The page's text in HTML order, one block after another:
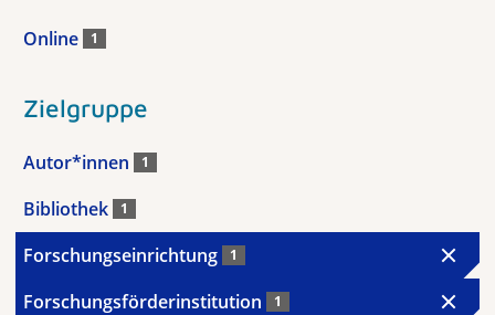
Online 1
Zielgruppe
Autor*innen 1
Bibliothek 1
Forschungseinrichtung 1
Forschungsförderinstitution 1